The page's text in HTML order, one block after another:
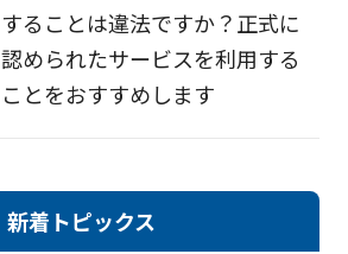
することは違法ですか？正式に
認められたサービスを利用する
ことをおすすめします
新着トピックス